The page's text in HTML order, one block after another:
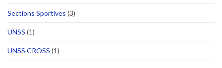
Sections Sportives (3)
UNSS (1)
UNSS CROSS (1)